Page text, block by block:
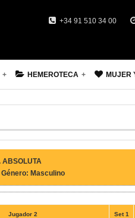
+34 91 510 34 00
HEMEROTECA MUJER
ABSOLUTA
Masculino
Jugador 2 Set 1